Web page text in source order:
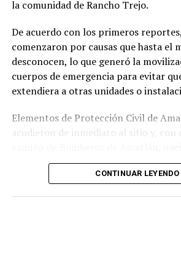
relacionados con la posesión de droga
públicos.
la comunidad de Rancho Trejo.
De acuerdo con los primeros
comenzaron por causas que hasta el
desconocen, lo que generó la
cuerpos de emergencia para evitar
extendiera a otras unidades o
Elementos de Protección Civil de
acudieron de inmediato al sitio y, con
para sofocar el fuego, logrando
tras varios minutos de trabajo.
CONTINUAR LEYENDO